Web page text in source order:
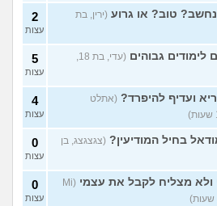
4
עצות
5
עצות
זה
9
עצות
חדשות במדור
טוב? או גרוע (ירין, בת
2
עצות
לימודים גבוהים
(עדי, בת 18,
5
עצות
ועדיף להיפרד? (אתלט
4
עצות
בחיל המודיעין? (צגצגצג, בן
0
עצות
ולא מצליח לקבל את עצמי
(Mi
0
עצות